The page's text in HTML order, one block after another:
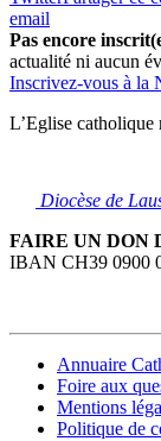
email
Pas encore
actualité ni aucun
Inscrivez-vous à la
L’Eglise
Diocèse de
FAIRE UN DON
IBAN CH39 0900
Annuaire
Foire aux
Mentions
Politique de